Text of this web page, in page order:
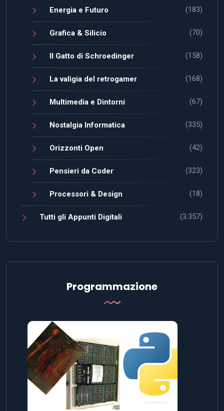
Energia e Futuro (183)
Grafica & Silicio (70)
Il Gatto di Schroedinger (158)
La valigia del retrogamer (168)
Multimedia e Dintorni (67)
Nostalgia Informatica (335)
Orizzonti Open (42)
Pensieri da Coder (323)
Processori & Design (18)
Tutti gli Appunti Digitali (3.357)
Programmazione